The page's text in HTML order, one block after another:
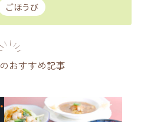
ごほうび
のおすすめ記事